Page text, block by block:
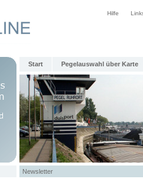
Hilfe
Start Pegelauswahl über Karte
Newsletter